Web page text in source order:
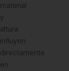
material
y
altura
influyen
directamente
en